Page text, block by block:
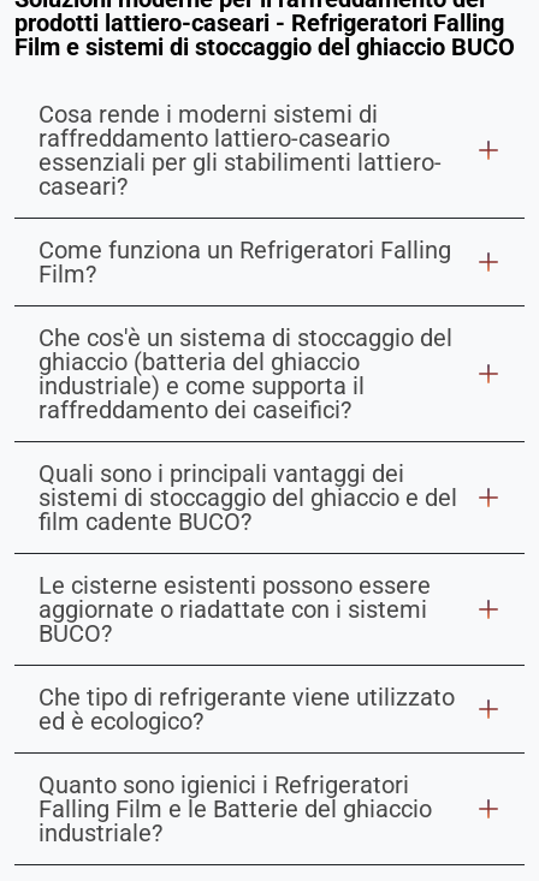
prodotti lattiero-caseari - Refrigeratori Falling
Film e sistemi di stoccaggio del ghiaccio BUCO
Cosa rende i moderni sistemi di
raffreddamento lattiero-caseario
essenziali per gli stabilimenti lattiero-
caseari?
Come funziona un Refrigeratori Falling
Film?
Che cos'è un sistema di stoccaggio del
ghiaccio (batteria del ghiaccio
industriale) e come supporta il
raffreddamento dei caseifici?
Quali sono i principali vantaggi dei
sistemi di stoccaggio del ghiaccio e del
film cadente BUCO?
Le cisterne esistenti possono essere
aggiornate o riadattate con i sistemi
BUCO?
Che tipo di refrigerante viene utilizzato
ed è ecologico?
Quanto sono igienici i Refrigeratori
Falling Film e le Batterie del ghiaccio
industriale?